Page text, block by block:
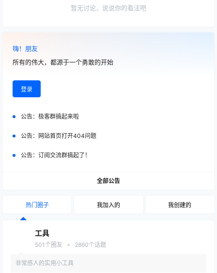
暂无讨论，说说你的看法吧
嗨！朋友
所有的伟大，都源于一个勇敢的开始
登录
公告： 极客群搞起来啦
公告： 网站首页打开404问题
公告： 订阅交流群搞起了！
全部公告
热门圈子 我加入的 我创建的
工具
501 个圈友 • 2860个话题
非常感人的实用小工具